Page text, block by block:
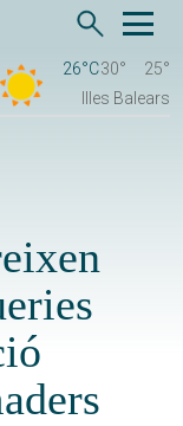
26°C30°
25°
Illes Balears